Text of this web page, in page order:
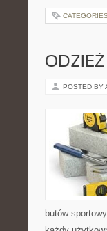
POSTED BY
butów